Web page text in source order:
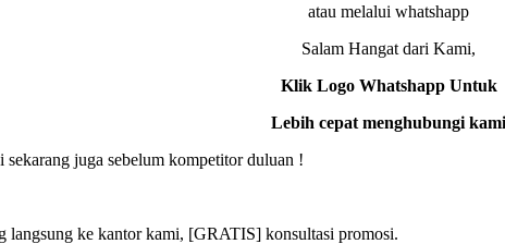
atau melalui whatshapp
Salam Hangat dari Kami,
Klik Logo Whatshapp Untuk
Lebih cepat menghubungi kami
sekarang juga sebelum kompetitor duluan !
langsung ke kantor kami, [GRATIS] konsultasi promosi.